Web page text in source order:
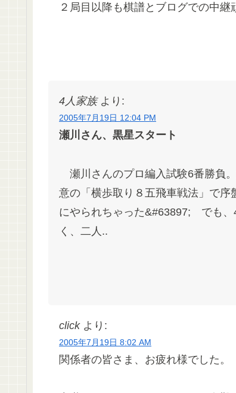
２局目以降も棋譜とブログでの中継
4人家族 より:
2005年7月19日 12:04 PM
瀬川さん、黒星スタート
瀬川さんのプロ編入試験6番勝負
意の「横歩取り８五飛車戦法」で序
にやられちゃった&#63897; でも、
く、二人..
click より:
2005年7月19日 8:02 AM
関係者の皆さま、お疲れ様でした。